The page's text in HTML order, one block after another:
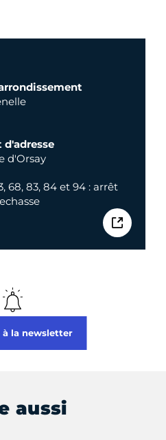
d'Orsay
68, 83, 84 et 94 : arrêt
à la newsletter
aussi